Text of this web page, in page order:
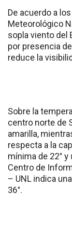
De acuerdo a
Meteorológico
sopla viento del
por presencia
reduce la
Sobre la
centro norte de
amarilla,
respecta a la
mínima de 22° y
Centro de
– UNL indica
36°.